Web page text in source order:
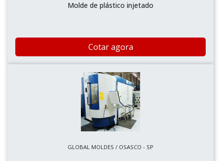
Molde de plástico injetado
Cotar agora
GLOBAL MOLDES / OSASCO - SP